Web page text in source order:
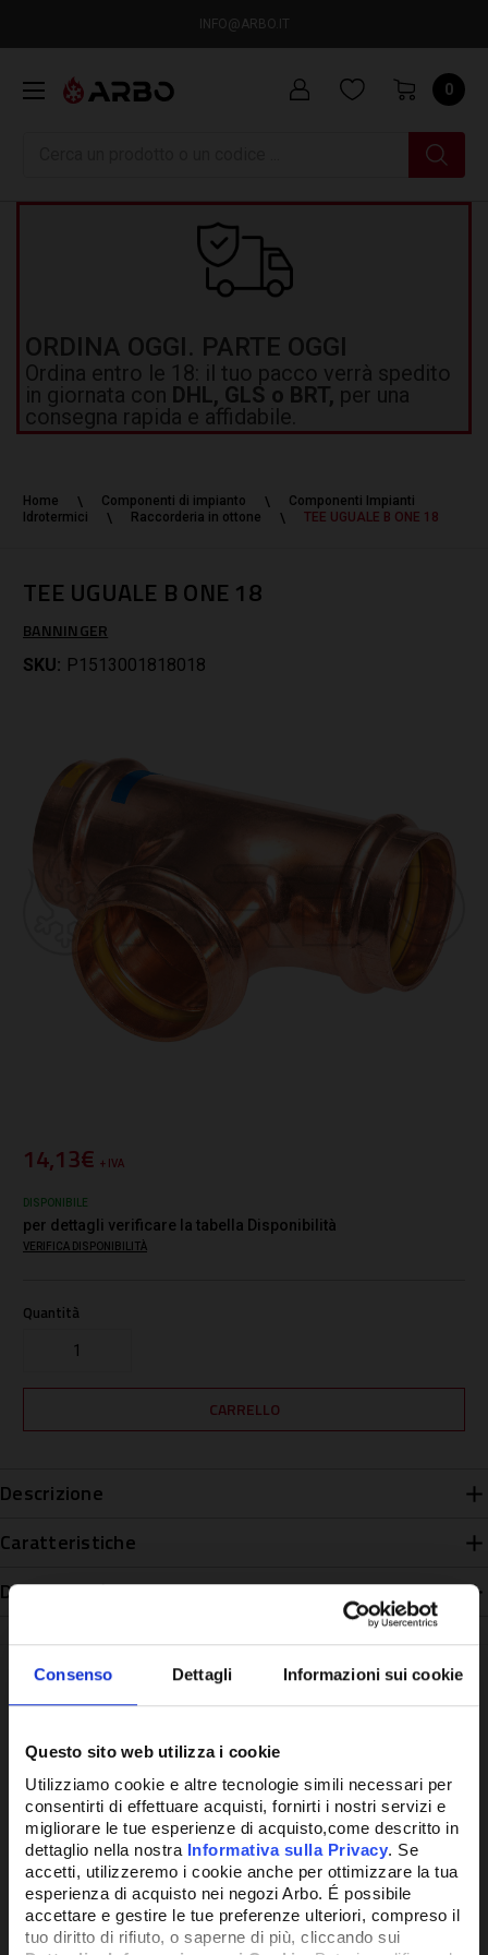
Consenso Dettagli Informazioni sui cookie
Questo sito web utilizza i cookie
Utilizziamo cookie e altre tecnologie simili necessari per
consentirti di effettuare acquisti, fornirti i nostri servizi e
migliorare le tue esperienze di acquisto,come descritto in
dettaglio nella nostra Informativa sulla Privacy. Se
accetti, utilizzeremo i cookie anche per ottimizzare la tua
esperienza di acquisto nei negozi Arbo. É possibile
accettare e gestire le tue preferenze ulteriori, compreso il
tuo diritto di rifiuto, o saperne di più, cliccando sui
INFO@ARBO.IT
0
ORDINA OGGI. PARTE OGGI
Ordina entro le 18: il tuo pacco verrà spedito
in giornata con DHL, GLS o BRT, per una
consegna rapida e affidabile.
Home Componenti di impianto
Componenti Impianti
Idrotermici
Raccorderia in ottone TEE UGUALE B ONE 18
TEE UGUALE B ONE 18
BANNINGER
SKU: P1513001818018
14,13€ + IVA
DISPONIBILE
per dettagli verificare la tabella Disponibilità
VERIFICA DISPONIBILITÀ
Quantità
Descrizione
Caratteristiche
Disponibilità
Potrebbe anche interessarti